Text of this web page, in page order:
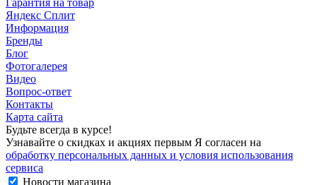
Гарантия на товар
Яндекс Сплит
Информация
Бренды
Блог
Фотогалерея
Видео
Вопрос-ответ
Контакты
Карта сайта
Будьте всегда в курсе!
Узнавайте о скидках и акциях первым Я согласен на
обработку персональных данных и условия использования
сервиса
Новости магазина